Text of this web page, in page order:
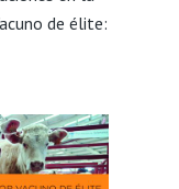
de élite: